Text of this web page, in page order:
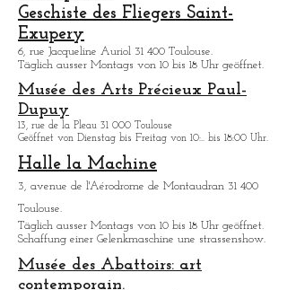
L'envol des pionniers/ Musée de
l'Aeropostal.
Geschiste des Fliegers Saint-
Exupery
6, rue Jacqueline Auriol 31 400 Toulouse.
Täglich ausser Montags von 10 bis 18 Uhr geöffnet.
Musée des Arts Précieux Paul-
Dupuy
13, rue de la Pleau 31 000 Toulouse
Geöffnet von Dienstag bis Freitag von 10:.. bis 18:00 Uhr.
Halle la Machine
3, avenue de l'Aérodrome de Montaudran 31 400
Toulouse.
Täglich ausser Montags von 10 bis 18 Uhr geöffnet.
Schaffung einer Gelenkmaschine une strassenshow.